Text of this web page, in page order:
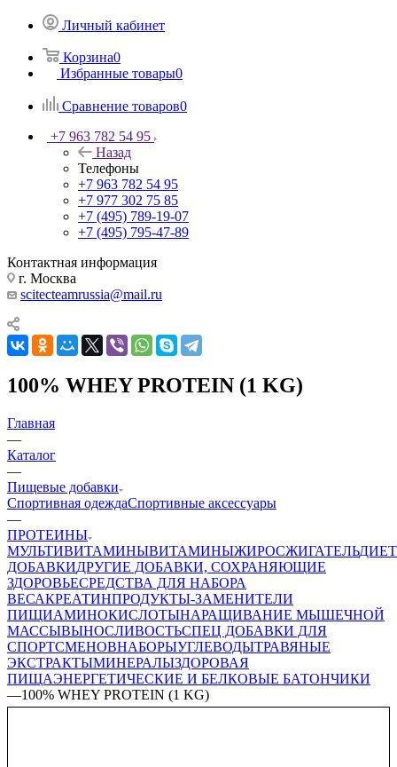
Личный кабинет
Корзина0
Избранные товары0
Сравнение товаров0
+7 963 782 54 95
Назад
Телефоны
+7 963 782 54 95
+7 977 302 75 85
+7 (495) 789-19-07
+7 (495) 795-47-89
Контактная информация
г. Москва
scitecteamrussia@mail.ru
100% WHEY PROTEIN (1 KG)
Главная
—
Каталог
—
Пищевые добавки
Спортивная одеждаСпортивные аксессуары
—
ПРОТЕИНЫ
МУЛЬТИВИТАМИНЫВИТАМИНЫЖИРОСЖИГАТЕЛЬ
ДОБАВКИДРУГИЕ ДОБАВКИ, СОХРАНЯЮЩИЕ
ЗДОРОВЬЕСРЕДСТВА ДЛЯ НАБОРА
ВЕСАКРЕАТИНПРОДУКТЫ-ЗАМЕНИТЕЛИ
ПИЩИАМИНОКИСЛОТЫНАРАЩИВАНИЕ МЫШЕЧНОЙ
МАССЫВЫНОСЛИВОСТЬСПЕЦ ДОБАВКИ ДЛЯ
СПОРТСМЕНОВНАБОРЫУГЛЕВОДЫТРАВЯНЫЕ
ЭКСТРАКТЫМИНЕРАЛЫЗДОРОВАЯ
ПИЩАЭНЕРГЕТИЧЕСКИЕ И БЕЛКОВЫЕ БАТОНЧИКИ
—100% WHEY PROTEIN (1 KG)